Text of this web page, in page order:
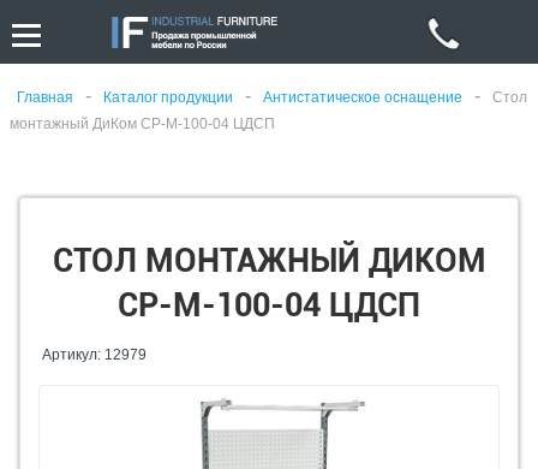
Главная - Каталог продукции - Антистатическое оснащение -
Стол
монтажный ДиКом СР-М-100-04 ЦДСП
СТОЛ МОНТАЖНЫЙ ДИКОМ
СР-М-100-04 ЦДСП
Артикул: 12979